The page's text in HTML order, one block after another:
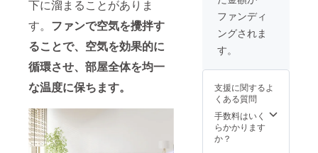
下に溜まることがありま
す。 ファンで空気を攪拌す
ることで、空気を効果的に
循環させ、部屋全体を均一
な温度に保ちます。
ファンディ
ングされま
す。
支援に関するよ
くある質問
手数料はいく
らかかります
か？